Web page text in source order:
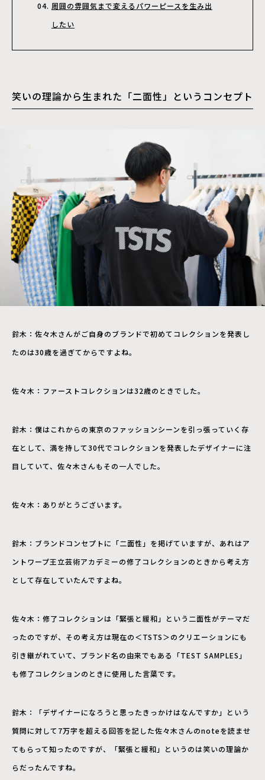
周囲の雰囲気まで変えるパワーピースを生み出
したい
笑いの理論から生まれた「二面性」というコンセプト
鈴木：佐々木さんがご自身のブランドで初めてコレクションを発表し
たのは30歳を過ぎてからですよね。
佐々木：ファーストコレクションは32歳のときでした。
鈴木：僕はこれからの東京のファッションシーンを引っ張っていく存
在として、満を持して30代でコレクションを発表したデザイナーに注
目していて、佐々木さんもその一人でした。
佐々木：ありがとうございます。
鈴木：ブランドコンセプトに「二面性」を掲げていますが、あれはア
ントワープ王立芸術アカデミーの修了コレクションのときから考え方
として存在していたんですよね。
佐々木：修了コレクションは「緊張と緩和」という二面性がテーマだ
ったのですが、その考え方は現在の＜TSTS＞のクリエーションにも
引き継がれていて、ブランド名の由来でもある「TEST SAMPLES」
も修了コレクションのときに使用した言葉です。
鈴木：「デザイナーになろうと思ったきっかけはなんですか」という
質問に対して7万字を超える回答を記した佐々木さんのnoteを読ませ
てもらって知ったのですが、「緊張と緩和」というのは笑いの理論か
らだったんですね。